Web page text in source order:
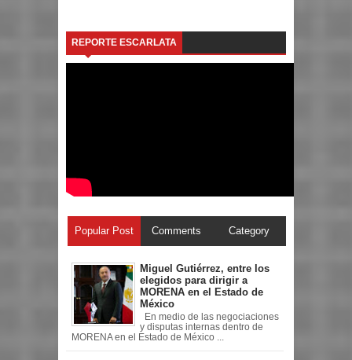
REPORTE ESCARLATA
Popular Post Comments Category
Miguel Gutiérrez, entre los
elegidos para dirigir a
MORENA en el Estado de
México
En medio de las negociaciones
y disputas internas dentro de
MORENA en el Estado de México ...